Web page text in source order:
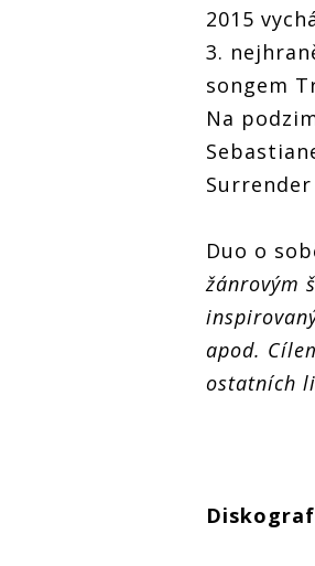
2015
3.
songem
Na
Duo o
žánrovým
apod.
ostatních